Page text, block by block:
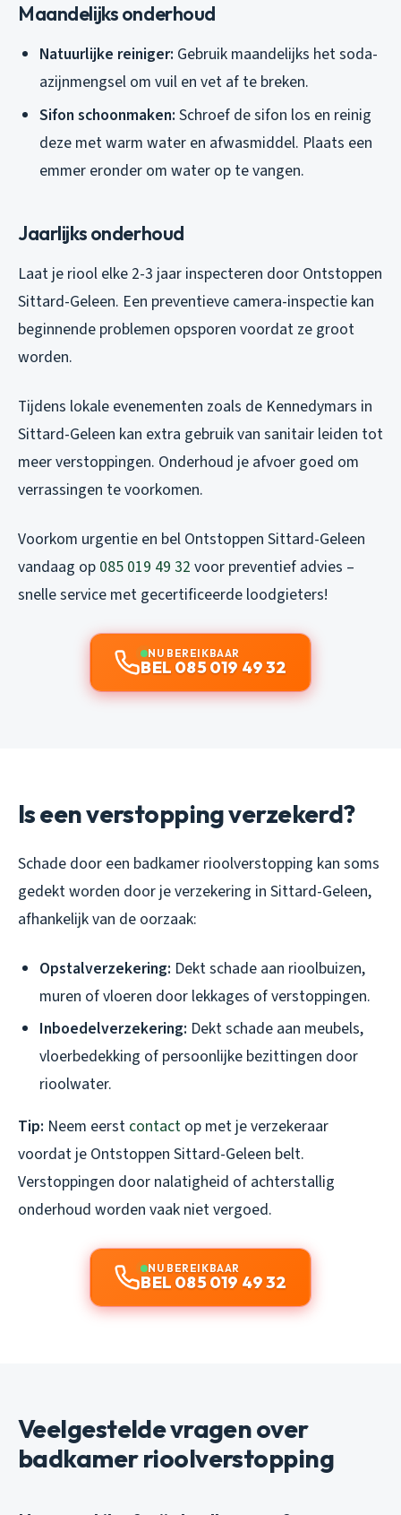
Maandelijks onderhoud
Natuurlijke reiniger: Gebruik maandelijks het soda-
azijnmengsel om vuil en vet af te breken.
Sifon schoonmaken: Schroef de sifon los en reinig
deze met warm water en afwasmiddel. Plaats een
emmer eronder om water op te vangen.
Jaarlijks onderhoud
Laat je riool elke 2-3 jaar inspecteren door Ontstoppen
Sittard-Geleen. Een preventieve camera-inspectie kan
beginnende problemen opsporen voordat ze groot
worden.
Tijdens lokale evenementen zoals de Kennedymars in
Sittard-Geleen kan extra gebruik van sanitair leiden tot
meer verstoppingen. Onderhoud je afvoer goed om
verrassingen te voorkomen.
Voorkom urgentie en bel Ontstoppen Sittard-Geleen
vandaag op 085 019 49 32 voor preventief advies –
snelle service met gecertificeerde loodgieters!
NU BEREIKBAAR
BEL 085 019 49 32
Is een verstopping verzekerd?
Schade door een badkamer rioolverstopping kan soms
gedekt worden door je verzekering in Sittard-Geleen,
afhankelijk van de oorzaak:
Opstalverzekering: Dekt schade aan rioolbuizen,
muren of vloeren door lekkages of verstoppingen.
Inboedelverzekering: Dekt schade aan meubels,
vloerbedekking of persoonlijke bezittingen door
rioolwater.
Tip: Neem eerst contact op met je verzekeraar
voordat je Ontstoppen Sittard-Geleen belt.
Verstoppingen door nalatigheid of achterstallig
onderhoud worden vaak niet vergoed.
NU BEREIKBAAR
BEL 085 019 49 32
Veelgestelde vragen over
badkamer rioolverstopping